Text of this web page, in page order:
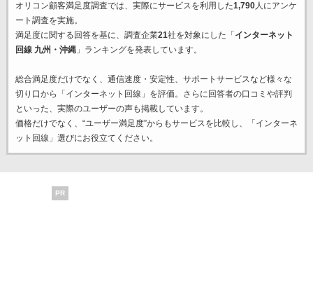
オリコン顧客満足度調査では、実際にサービスを利用した1,790人にアンケ
ート調査を実施。
満足度に関する回答を基に、調査企業21社を対象にした「 インターネット
回線 九州・沖縄」ランキングを発表しています。
総合満足度だけでなく、通信速度・安定性、サポートサービスなど様々な
切り口から「インターネット回線」を評価。さらに回答者の口コミや評判
といった、実際のユーザーの声も掲載しています。
価格だけでなく、“ユーザー満足度”からもサービスを比較し、「インターネ
ット回線」選びにお役立てください。
PR